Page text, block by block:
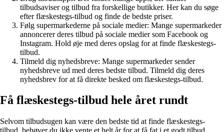
tilbudsaviser og tilbud fra forskellige butikker. Her kan du søge
efter flæskestegs-tilbud og finde de bedste priser.
Følg supermarkederne på sociale medier: Mange supermarkeder
annoncerer deres tilbud på sociale medier som Facebook og
Instagram. Hold øje med deres opslag for at finde flæskestegs-
tilbud.
Tilmeld dig nyhedsbreve: Mange supermarkeder sender
nyhedsbreve ud med deres bedste tilbud. Tilmeld dig deres
nyhedsbrev for at få direkte besked om flæskestegs-tilbud.
Få flæskestegs-tilbud hele året rundt
Selvom tilbudsugen kan være den bedste tid at finde flæskestegs-